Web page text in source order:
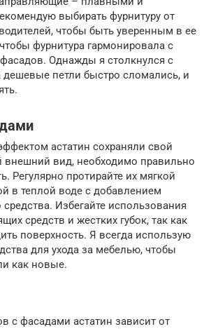
выбирать фурнитуру от
чтобы быть уверенным в ее
фурнитура гармонировала с
Однажды я столкнулся с
дешевые петли быстро сломались, и
астатин сохраняли свой
внешний вид, необходимо правильно
Регулярно протирайте их мягкой
в теплой воде с добавлением
Избегайте использования
средств и жестких губок, так как
поверхность. Я всегда использую
для ухода за мебелью, чтобы
как новые.
с фасадами астатин зависит от